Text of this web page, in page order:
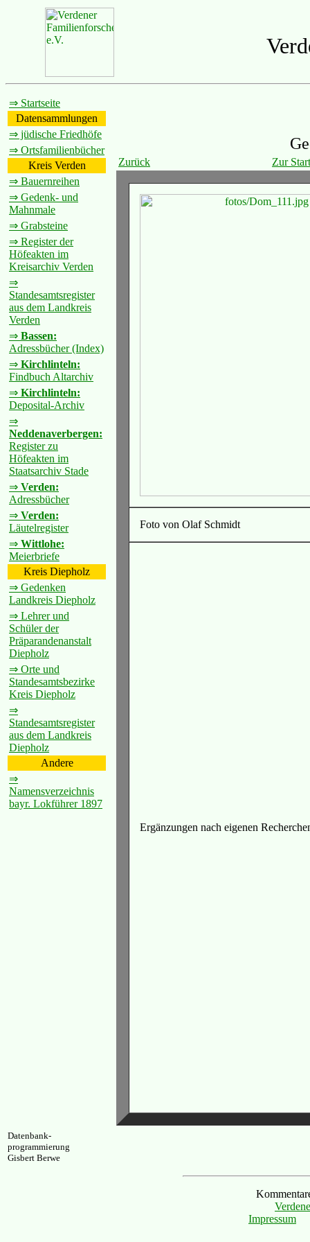
⇒ Startseite
Datensammlungen
⇒ jüdische Friedhöfe
⇒ Ortsfamilienbücher
Kreis Verden
⇒ Bauernreihen
⇒ Gedenk- und
Mahnmale
⇒ Grabsteine
⇒ Register der
Höfeakten im
Kreisarchiv Verden
⇒
Standesamtsregister
aus dem Landkreis
Verden
⇒ Bassen:
Adressbücher (Index)
⇒ Kirchlinteln:
Findbuch Altarchiv
⇒ Kirchlinteln:
Deposital-Archiv
⇒
Neddenaverbergen:
Register zu
Höfeakten im
Staatsarchiv Stade
⇒ Verden:
Adressbücher
⇒ Verden:
Läutelregister
⇒ Wittlohe:
Meierbriefe
Kreis Diepholz
⇒ Gedenken
Landkreis Diepholz
⇒ Lehrer und
Schüler der
Präparandenanstalt
Diepholz
⇒ Orte und
Standesamtsbezirke
Kreis Diepholz
⇒
Standesamtsregister
aus dem Landkreis
Diepholz
Andere
⇒
Namensverzeichnis
bayr. Lokführer 1897
Zurück Zur
Foto von Olaf Schmidt
Ergänzungen nach eigenen
Datenbank-
programmierung
Gisbert Berwe
Impressum